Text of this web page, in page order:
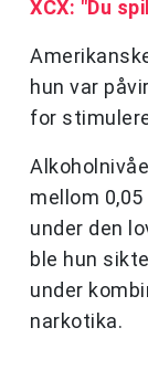
XCX: "Du
hun var
for
mellom
under den
ble hun
under
narkotika.